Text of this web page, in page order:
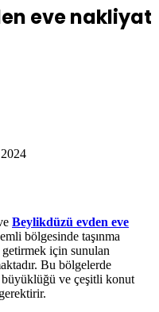
eve nakliyat
Beylikdüzü evden eve
bölgesinde taşınma
için sunulan
Bu bölgelerde
ve çeşitli konut